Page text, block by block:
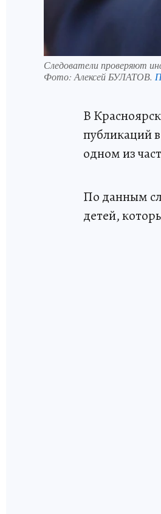
Следователи проверяют
Фото: Алексей БУЛАТОВ.
В
публикаций
одном из
По данным
детей,